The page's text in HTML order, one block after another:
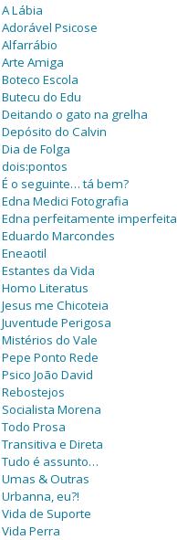
A Lábia
Adorável Psicose
Alfarrábio
Arte Amiga
Boteco Escola
Butecu do Edu
Deitando o gato na grelha
Depósito do Calvin
Dia de Folga
dois:pontos
É o seguinte… tá bem?
Edna Medici Fotografia
Edna perfeitamente imperfeita
Eduardo Marcondes
Eneaotil
Estantes da Vida
Homo Literatus
Jesus me Chicoteia
Juventude Perigosa
Mistérios do Vale
Pepe Ponto Rede
Psico João David
Rebostejos
Socialista Morena
Todo Prosa
Transitiva e Direta
Tudo é assunto…
Umas & Outras
Urbanna, eu?!
Vida de Suporte
Vida Perra